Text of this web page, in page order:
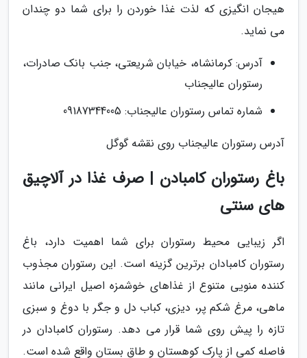
هیجان انگیزی که لذت غذا خوردن را برای شما دو چندان
می نماید.
آدرس: کرمانشاه، خیابان شریعتی، جنب بانک صادرات،
رستوران عالیجناب
شماره تماس رستوران عالیجناب: 09187344005
آدرس رستوران عالیجناب روی نقشه گوگل
باغ رستوران کامبادن | صرف غذا در آلاچیق
های سنتی
اگر زیبایی محیط رستوران برای شما اهمیت دارد، باغ
رستوران کامبادان برترین گزینه است. این رستوران مجذوب
کننده منویی متنوع از غذاهای خوشمزه اصیل ایرانی مانند
ماهی، مرغ شکم پر، دیزی، کباب دل و جگر با دوغ و سبزی
تازه را پیش روی شما قرار می دهد. رستوران کامبادان در
فاصله کمی از پارک کوهستان و طاق بستان واقع شده است.